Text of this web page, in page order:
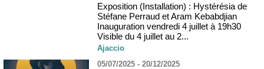
Exposition (Installation) : Hystérésia de
Stéfane Perraud et Aram Kebabdjian
Inauguration vendredi 4 juillet à 19h30
Visible du 4 juillet au 2...
Ajaccio
05/07/2025 - 20/12/2025